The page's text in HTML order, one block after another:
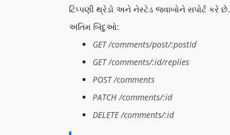
ટિપ્પણી થ્રેડો અને નેસ્ટેડ જવાબોને સપોર્ટ કરે છે.
અંતિમ બિંદુઓ:
GET /comments/post/:postId
GET /comments/:id/replies
POST /comments
PATCH /comments/:id
DELETE /comments/:id